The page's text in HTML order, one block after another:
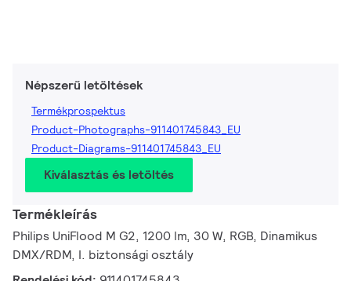
Népszerű letöltések
Termékprospektus
Product-Photographs-911401745843_EU
Product-Diagrams-911401745843_EU
Kiválasztás és letöltés
Termékleírás
Philips UniFlood M G2, 1200 lm, 30 W, RGB, Dinamikus
DMX/RDM, I. biztonsági osztály